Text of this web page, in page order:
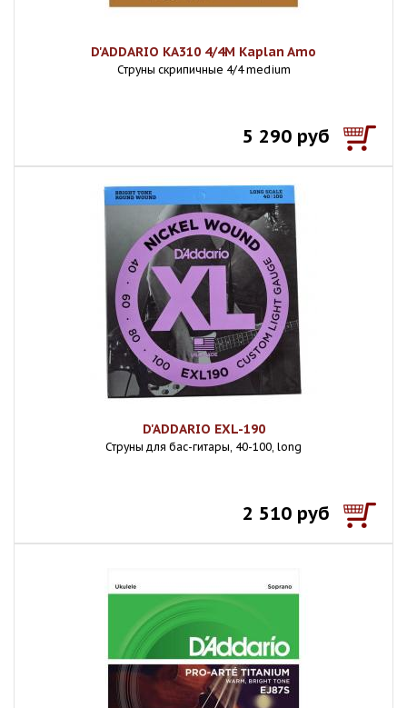
D'ADDARIO KA310 4/4M Kaplan Amo
Струны скрипичные 4/4 medium
5 290 руб
D'ADDARIO EXL-190
Струны для бас-гитары, 40-100, long
2 510 руб